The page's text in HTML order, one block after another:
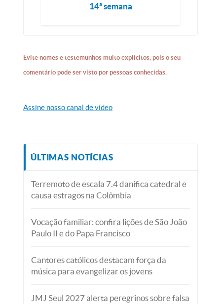
14ª semana
Evite nomes e testemunhos muito explícitos, pois o seu
comentário pode ser visto por pessoas conhecidas.
Assine nosso canal de vídeo
ÚLTIMAS NOTÍCIAS
Terremoto de escala 7.4 danifica catedral e
causa estragos na Colômbia
Vocação familiar: confira lições de São João
Paulo II e do Papa Francisco
Cantores católicos destacam força da
música para evangelizar os jovens
JMJ Seul 2027 alerta peregrinos sobre falsa